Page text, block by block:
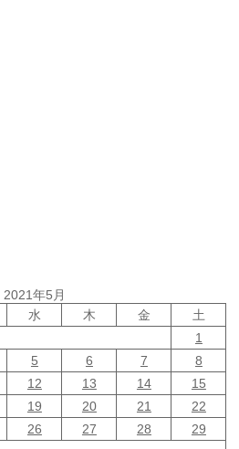
2021年5月
水 木 金
土
1
5 6 7
8
12 13 14
15
19 20 21
22
26 27 28
29